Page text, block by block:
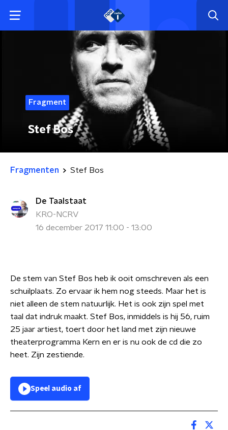
Fragment
Stef Bos
Fragmenten Stef Bos
De Taalstaat
KRO-NCRV
16 december 2017 11:00 - 13:00
De stem van Stef Bos heb ik ooit omschreven als een
schuilplaats. Zo ervaar ik hem nog steeds. Maar het is
niet alleen de stem natuurlijk. Het is ook zijn spel met
taal dat indruk maakt. Stef Bos, inmiddels is hij 56, ruim
25 jaar artiest, toert door het land met zijn nieuwe
theaterprogramma Kern en er is nu ook de cd die zo
heet. Zijn zestiende.
Speel audio af